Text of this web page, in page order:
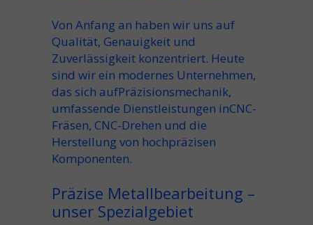
Von Anfang an haben wir uns auf
Qualität, Genauigkeit und
Zuverlässigkeit konzentriert. Heute
sind wir ein modernes Unternehmen,
das sich aufPräzisionsmechanik,
umfassende Dienstleistungen inCNC-
Fräsen, CNC-Drehen und die
Herstellung von hochpräzisen
Komponenten.
Präzise Metallbearbeitung –
unser Spezialgebiet